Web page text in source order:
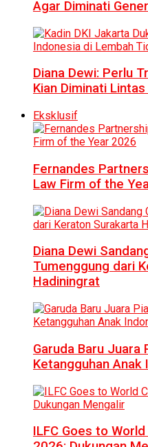
Agar Diminati
Diana Dewi: Perlu
Kian Diminati
Eksklusif
Fernandes
Law Firm of the
Diana Dewi
Tumenggung dari
Hadiningrat
Garuda Baru Juara
Ketangguhan Anak
ILFC Goes to